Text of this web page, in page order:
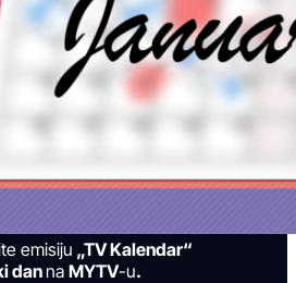
emisiju „TV Kalendar“
danna MYTV-u.